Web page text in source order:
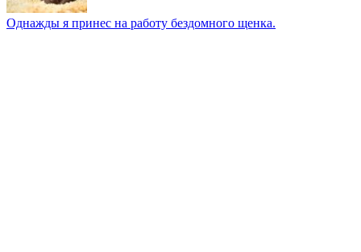
Однажды я принес на работу бездомного щенка.